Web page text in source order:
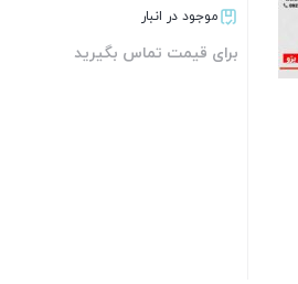
موجود در انبار
برای قیمت تماس بگیرید